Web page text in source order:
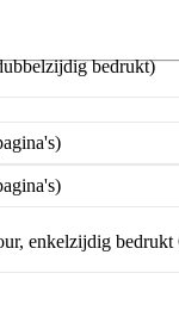
bedrukt)
enkelzijdig